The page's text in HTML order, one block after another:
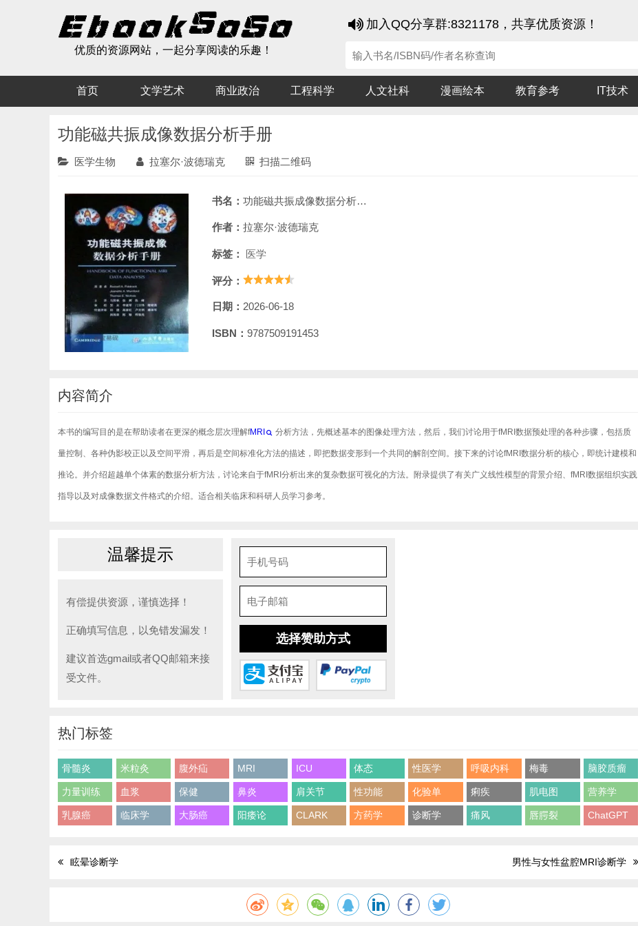
优质的资源网站，一起分享阅读的乐趣！
加入QQ分享群:8321178，共享优质资源！
首页 文学艺术 商业政治 工程科学 人文社科 漫画绘本 教育参考 IT技术
功能磁共振成像数据分析手册
医学生物 拉塞尔·波德瑞克 扫描二维码
书名： 功能磁共振成像数据分析手册
作者： 拉塞尔·波德瑞克
标签： 医学
评分：
日期： 2026-06-18
ISBN： 9787509191453
内容简介
本书的编写目的是在帮助读者在更深的概念层次理解fMRI 分析方法，先概述基本的图像处理方法，然后，我们讨论用于fMRI数据预处理的各种步骤，包括质
量控制、各种伪影校正以及空间平滑，再后是空间标准化方法的描述，即把数据变形到一个共同的解剖空间。接下来的讨论fMRI数据分析的核心，即统计建模和
推论。并介绍超越单个体素的数据分析方法，讨论来自于fMRI分析出来的复杂数据可视化的方法。附录提供了有关广义线性模型的背景介绍、fMRI数据组织实践
指导以及对成像数据文件格式的介绍。适合相关临床和科研人员学习参考。
温馨提示
有偿提供资源，谨慎选择！
正确填写信息，以免错发漏发！
建议首选gmail或者QQ邮箱来接
受文件。
选择赞助方式
热门标签
骨髓炎 米粒灸 腹外疝 MRI ICU 体态 性医学 呼吸内科 梅毒 脑胶质瘤
力量训练 血浆 保健 鼻炎 肩关节 性功能 化验单 痢疾 肌电图 营养学
乳腺癌 临床学 大肠癌 阳痿论 CLARK 方药学 诊断学 痛风 唇腭裂 ChatGPT
眩晕诊断学 男性与女性盆腔MRI诊断学